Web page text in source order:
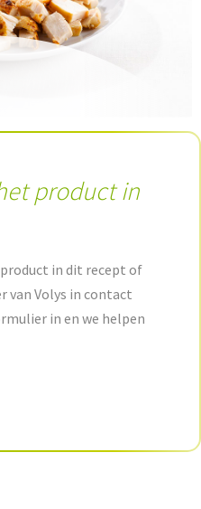
product in
in dit recept of
van Volys in contact
in en we helpen